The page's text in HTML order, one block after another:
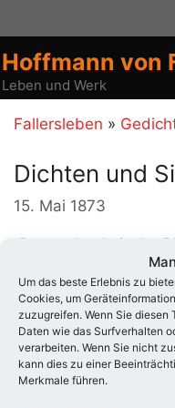
Um das beste Erlebnis zu
Cookies, um
zuzugreifen. Wenn Sie
Daten wie das Surfverhalten
verarbeiten. Wenn Sie nicht
kann dies zu einer
Merkmale führen.
Inhalt
springen
Hoffmann von
Leben und Werk
Fallersleben »
Dichten und
15. Mai 1873
„Das wahre lyrische
musikalisches
schreiben statt der
so daran gewöhnt,
zugleich zu singen.“
Kategorien
Zitate